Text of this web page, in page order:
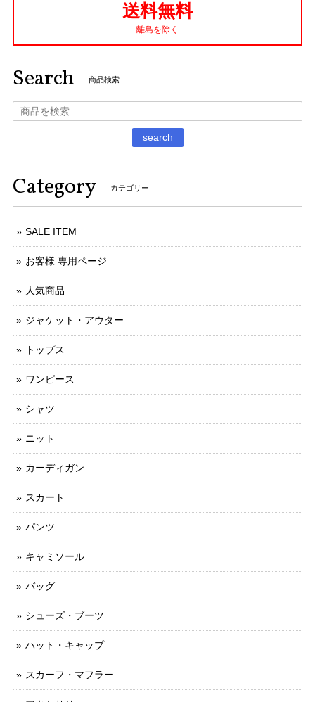
送料無料
- 離島を除く -
Search 商品検索
search
Category カテゴリー
SALE ITEM
お客様 専用ページ
人気商品
ジャケット・アウター
トップス
ワンピース
シャツ
ニット
カーディガン
スカート
パンツ
キャミソール
バッグ
シューズ・ブーツ
ハット・キャップ
スカーフ・マフラー